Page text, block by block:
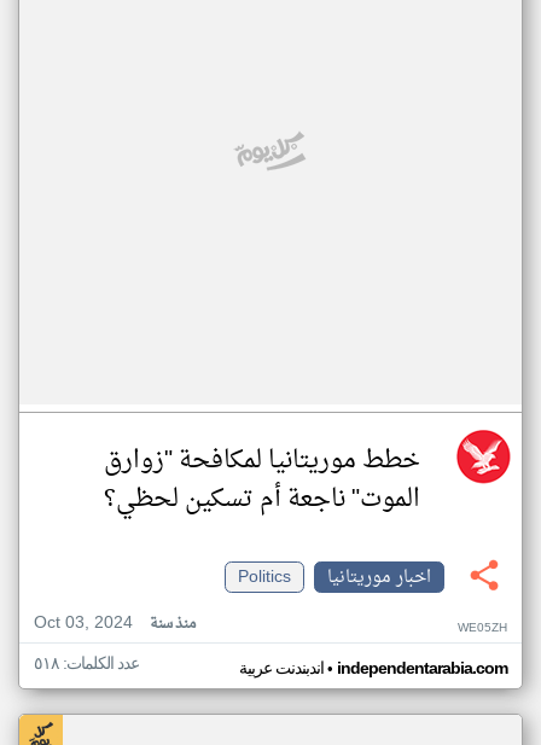
خطط موريتانيا لمكافحة "زوارق
الموت" ناجعة أم تسكين لحظي؟
اخبار موريتانيا
Politics
Oct 03, 2024
منذ سنة WE05ZH
اندبندنت عربية• independentarabia.com عدد الكلمات: ٥١٨